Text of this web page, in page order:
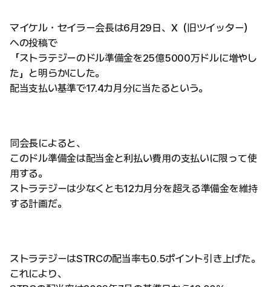
マイケル・セイラー会長は6月29日、X（旧ツイッター）
への投稿で
「ストラテジーのドル準備金を25億5000万ドルに増やし
た」と明らかにした。
配当支払い基準で17.4カ月分に当たるという。
同会長によると、
このドル準備金は配当金と利払い費用の支払いに限って使
用する。
ストラテジーは少なくとも12カ月分を超える準備金を維持
する計画だ。
ストラテジーはSTRCの配当率も0.5ポイント引き上げた。
これにより、